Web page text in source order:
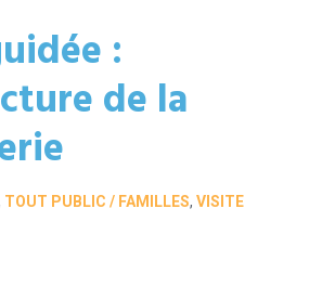
:
de la
TOUT PUBLIC / FAMILLES, VISITE